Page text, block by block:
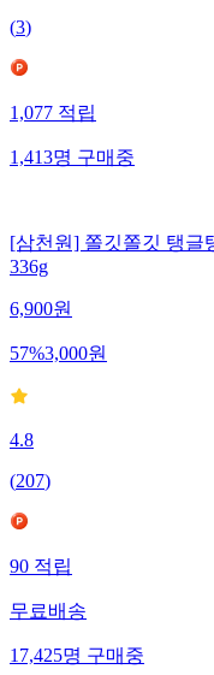
(3)
1,077 적립
1,413명 구매중
[삼천원] 쫄깃쫄깃 탱글
336g
6,900원
57%3,000원
4.8
(207)
90적립
무료배송
17,425명구매중